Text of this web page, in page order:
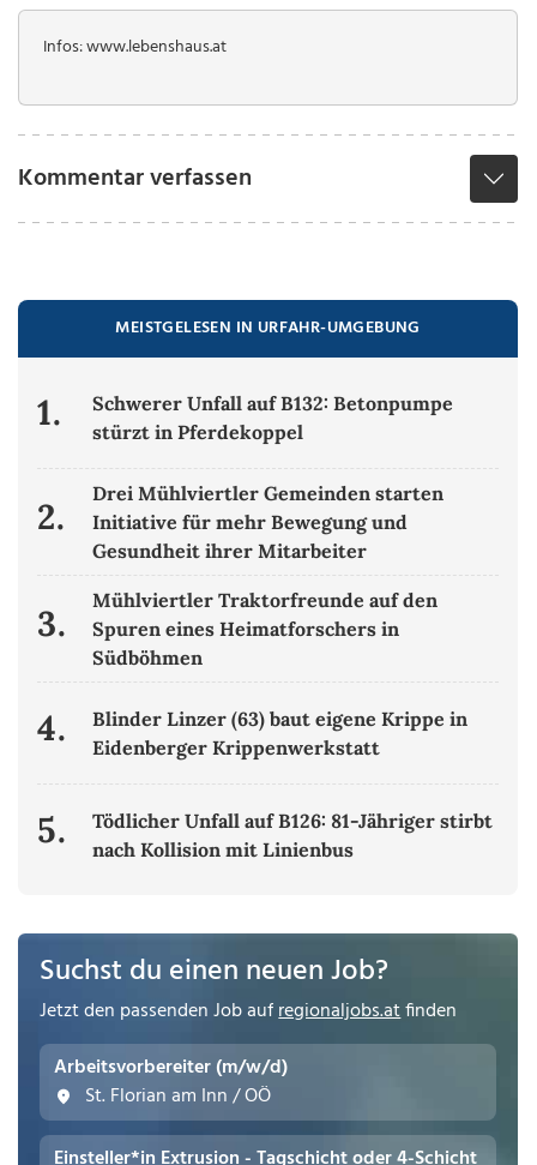
Infos: www.lebenshaus.at
Kommentar verfassen
MEISTGELESEN IN URFAHR-UMGEBUNG
1.
Schwerer Unfall auf B132: Betonpumpe
stürzt in Pferdekoppel
2.
Drei Mühlviertler Gemeinden starten
Initiative für mehr Bewegung und
Gesundheit ihrer Mitarbeiter
3.
Mühlviertler Traktorfreunde auf den
Spuren eines Heimatforschers in
Südböhmen
4.
Blinder Linzer (63) baut eigene Krippe in
Eidenberger Krippenwerkstatt
5.
Tödlicher Unfall auf B126: 81-Jähriger stirbt
nach Kollision mit Linienbus
Suchst du einen neuen Job?
Jetzt den passenden Job aufregionaljobs.atfinden
Arbeitsvorbereiter (m/w/d)
St. Florian am Inn / OÖ